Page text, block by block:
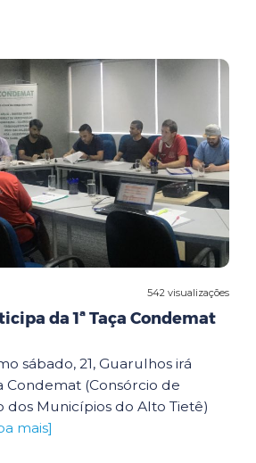
542 visualizações
da 1ª Taça Condemat
sábado, 21, Guarulhos irá
Condemat (Consórcio de
dos Municípios do Alto Tietê)
mais]